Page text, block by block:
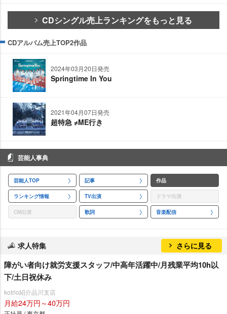
CDシングル売上ランキングをもっと見る
CDアルバム売上TOP2作品
2024年03月20日発売
Springtime In You
2021年04月07日発売
超特急 ≠ME行き
芸能人事典
芸能人TOP 記事 作品
ランキング情報 TV出演 ドラマ出演
CM出演 歌詞 音楽配信
求人特集 さらに見る
障がい者向け就労支援スタッフ/中高年活躍中/月残業平均10h以
下/土日祝休み
kotrio紹介品川支店
月給24万円～40万円